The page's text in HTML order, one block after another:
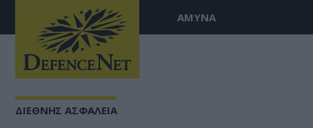
ΑΜΥΝΑ
ΔΙΕΘΝΗΣ ΑΣΦΑΛΕΙΑ